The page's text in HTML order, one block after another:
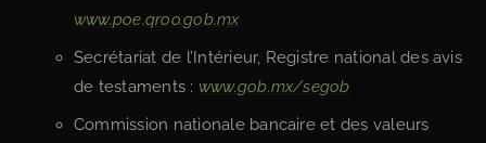
www.poe.qroo.gob.mx
Secrétariat de l’Intérieur, Registre national des avis
de testaments : www.gob.mx/segob
Commission nationale bancaire et des valeurs